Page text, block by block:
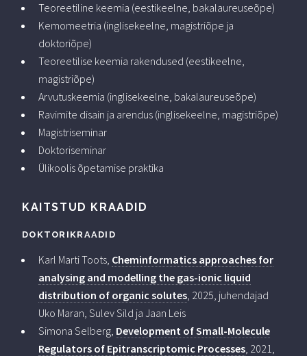
Teoreetiline keemia (eestikeelne, bakalaureuseõpe)
Kemomeetria (inglisekeelne, magistriõpe ja
doktoriõpe)
Teoreetilise keemia rakendused (eestikeelne,
magistriõpe)
Arvutuskeemia (inglisekeelne, bakalaureuseõpe)
Ravimite disain ja arendus (inglisekeelne, magistriõpe)
Magistriseminar
Doktoriseminar
Ülikoolis õpetamise praktika
KAITSTUD KRAADID
DOKTORIKRAADID
Karl Marti Toots, Cheminformatics approaches for
analysing and modelling the gas-ionic liquid
distribution of organic solutes , 2025, juhendajad
Uko Maran, Sulev Sild ja Jaan Leis
Simona Selberg, Development of Small-Molecule
Regulators of Epitranscriptomic Processes , 2021,